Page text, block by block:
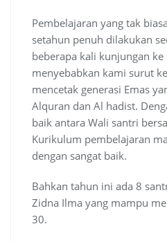
Pembelajaran yang tak
setahun penuh dilakukan
beberapa kali kunjungan ke
menyebabkan kami surut
mencetak generasi Emas
Alquran dan Al hadist.
baik antara Wali santri
Kurikulum pembelajaran
dengan sangat baik.
Bahkan tahun ini ada 8
Zidna Ilma yang mampu
30.